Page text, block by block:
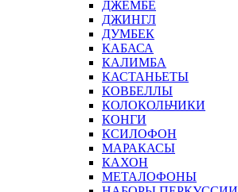
ДЖЕМБЕ
ДЖИНГЛ
ДУМБЕК
КАБАСА
КАЛИМБА
КАСТАНЬЕТЫ
КОВБЕЛЛЫ
КОЛОКОЛЬЧИКИ
КОНГИ
КСИЛОФОН
МАРАКАСЫ
КАХОН
МЕТАЛОФОНЫ